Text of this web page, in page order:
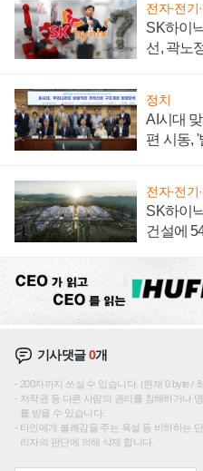
전자·전기
SK하이
선, 곽노
정치
AI시대
편 시동, '
전자·전기
SK하이
건설에
기사댓글0개
200자까지 쓰실 수 있습니다. (현재 0 byte /
저작권 등 다른 사람의 권리를 침해하거나
를 받을 수 있습니다.
타인에게 불쾌감을 주는 욕설 등 비하하는
리자의 판단에 의해 삭제 합니다.